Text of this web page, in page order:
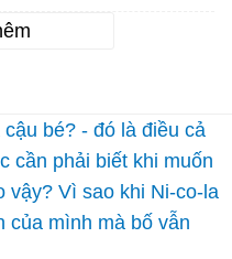
bé? - đó là điều cả
cần phải biết khi muốn
vậy? Vì sao khi Ni-co-la
của mình mà bố vẫn